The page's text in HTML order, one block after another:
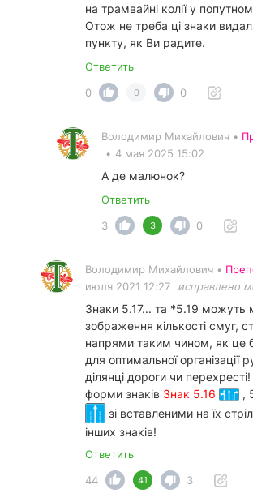
на трамвайні колії у
Отож не треба ці знаки
пункту, як Ви радите.
Ответить
0
0 0
Володимир Михайлович •
• 4 мая 2025 15:02
А де малюнок?
Ответить
3
3 0
Володимир Михайлович •
июля 2021 12:27
исправлено
Знаки 5.17... та *5.19 можуть
зображення кількості смуг,
напрями таким чином, як це
для оптимальної організації
ділянці дороги чи
форми знаків Знак 5.16 ,
зі вставленими на їх
інших знаків!
Ответить
44
41 3